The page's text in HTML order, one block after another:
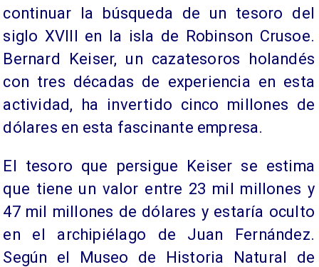
continuar la búsqueda de un tesoro del
siglo XVIII en la isla de Robinson Crusoe.
Bernard Keiser, un cazatesoros holandés
con tres décadas de experiencia en esta
actividad, ha invertido cinco millones de
dólares en esta fascinante empresa.
El tesoro que persigue Keiser se estima
que tiene un valor entre 23 mil millones y
47 mil millones de dólares y estaría oculto
en el archipiélago de Juan Fernández.
Según el Museo de Historia Natural de